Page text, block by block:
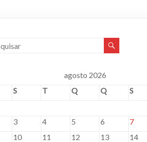
agosto 2026
S
T Q Q S
3
4 5 6 7
10
11 12 13 14